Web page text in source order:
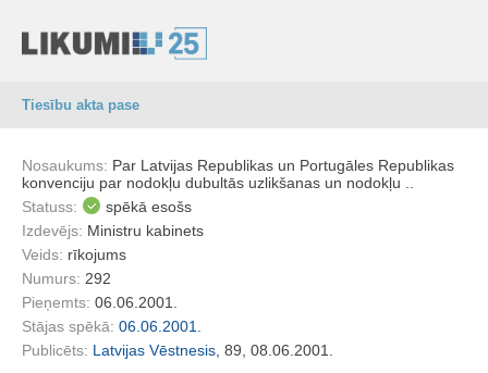
Tiesību akta pase
Nosaukums: Par Latvijas Republikas un Portugāles Republikas
konvenciju par nodokļu dubultās uzlikšanas un nodokļu ..
Statuss:
spēkā esošs
Izdevējs: Ministru kabinets
Veids: rīkojums
Numurs: 292
Pieņemts: 06.06.2001.
Stājas spēkā: 06.06.2001.
Publicēts: Latvijas Vēstnesis , 89, 08.06.2001.